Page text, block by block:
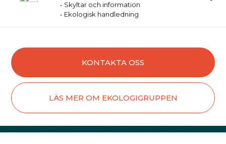
Skyltar och information
Ekologisk handledning
KONTAKTA OSS
LÄS MER OM EKOLOGIGRUPPEN